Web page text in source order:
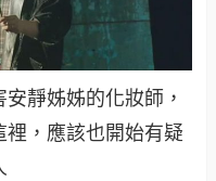
靜姊姊的化妝師，
裡，應該也開始有疑